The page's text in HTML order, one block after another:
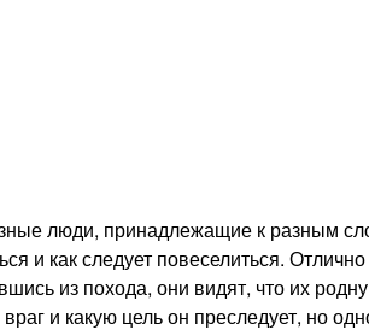
люди, принадлежащие к разным
и как следует повеселиться.
из похода, они видят, что их
и какую цель он преследует, но